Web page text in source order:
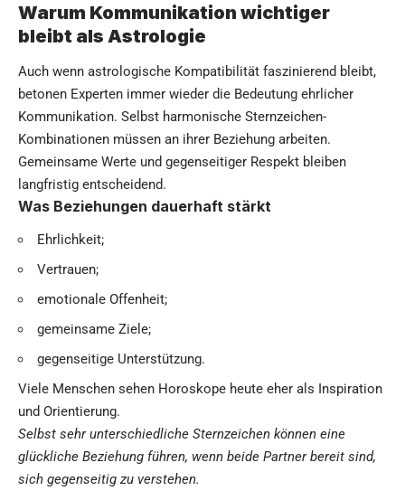
Warum Kommunikation wichtiger
bleibt als Astrologie
Auch wenn astrologische Kompatibilität faszinierend bleibt,
betonen Experten immer wieder die Bedeutung ehrlicher
Kommunikation. Selbst harmonische Sternzeichen-
Kombinationen müssen an ihrer Beziehung arbeiten.
Gemeinsame Werte und gegenseitiger Respekt bleiben
langfristig entscheidend.
Was Beziehungen dauerhaft stärkt
Ehrlichkeit;
Vertrauen;
emotionale Offenheit;
gemeinsame Ziele;
gegenseitige Unterstützung.
Viele Menschen sehen Horoskope heute eher als Inspiration
und Orientierung.
Selbst sehr unterschiedliche Sternzeichen können eine
glückliche Beziehung führen, wenn beide Partner bereit sind,
sich gegenseitig zu verstehen.